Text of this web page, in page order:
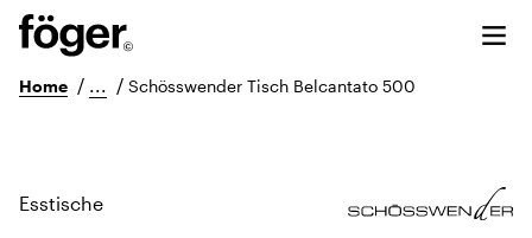
Home / ... / Schösswender Tisch Belcantato 500
Esstische